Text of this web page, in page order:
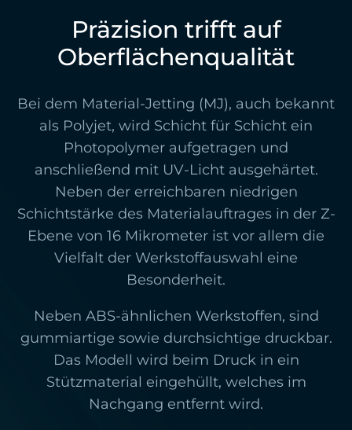
Präzision trifft auf
Oberflächenqualität
Bei dem Material-Jetting (MJ), auch bekannt
als Polyjet, wird Schicht für Schicht ein
Photopolymer aufgetragen und
anschließend mit UV-Licht ausgehärtet.
Neben der erreichbaren niedrigen
Schichtstärke des Materialauftrages in der Z-
Ebene von 16 Mikrometer ist vor allem die
Vielfalt der Werkstoffauswahl eine
Besonderheit.
Neben ABS-ähnlichen Werkstoffen, sind
gummiartige sowie durchsichtige druckbar.
Das Modell wird beim Druck in ein
Stützmaterial eingehüllt, welches im
Nachgang entfernt wird.